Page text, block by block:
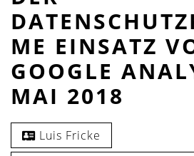
ME EINSATZ
GOOGLE
MAI 2018
Luis Fricke